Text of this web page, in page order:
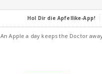
Hol Dir die Apfellike-App!
An Apple a day keeps the Doctor